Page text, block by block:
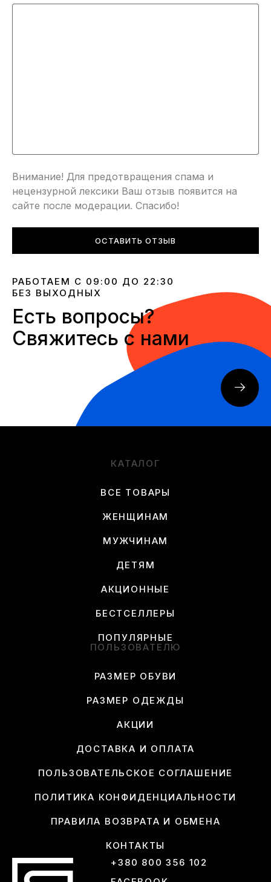
Внимание! Для предотвращения спама и
нецензурной лексики Ваш отзыв появится на
сайте после модерации. Спасибо!
ОСТАВИТЬ ОТЗЫВ
РАБОТАЕМ С 09:00 ДО 22:30
БЕЗ ВЫХОДНЫХ
Есть вопросы?
Свяжитесь с нами
КАТАЛОГ
ВСЕ ТОВАРЫ
ЖЕНЩИНАМ
МУЖЧИНАМ
ДЕТЯМ
АКЦИОННЫЕ
БЕСТСЕЛЛЕРЫ
ПОПУЛЯРНЫЕ
ПОЛЬЗОВАТЕЛЮ
РАЗМЕР ОБУВИ
РАЗМЕР ОДЕЖДЫ
АКЦИИ
ДОСТАВКА И ОПЛАТА
ПОЛЬЗОВАТЕЛЬСКОЕ СОГЛАШЕНИЕ
ПОЛИТИКА КОНФИДЕНЦИАЛЬНОСТИ
ПРАВИЛА ВОЗВРАТА И ОБМЕНА
КОНТАКТЫ
+380 800 356 102